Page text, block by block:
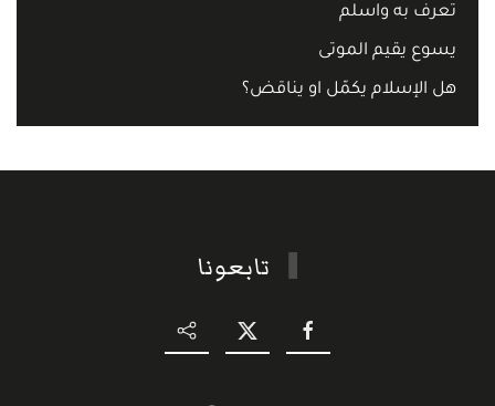
تعرف به واسلم
يسوع يقيم الموتى
هل الإسلام يكمّل او يناقض؟
تابعونا